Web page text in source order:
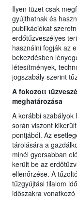
Ilyen tüzet csak
gyújthatnak és
publikációkat
erdőtűzveszélyes
használni fogják az
bekezdésben
létesítmények,
jogszabály szerint
A fokozott
meghatározása
A korábbi szabályok
során viszont
pontjából. Az
tárolására a
minél gyorsabban
került be az
ellenőrzése. A
tűzgyújtási tilalom
időszakra